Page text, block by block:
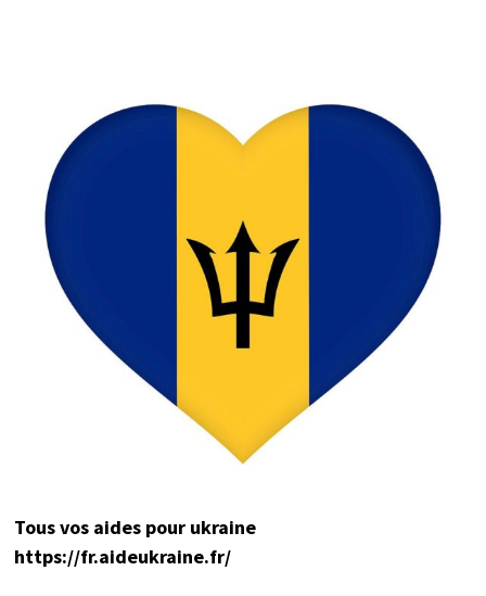
Tous vos aides pour ukraine
https://fr.aideukraine.fr/